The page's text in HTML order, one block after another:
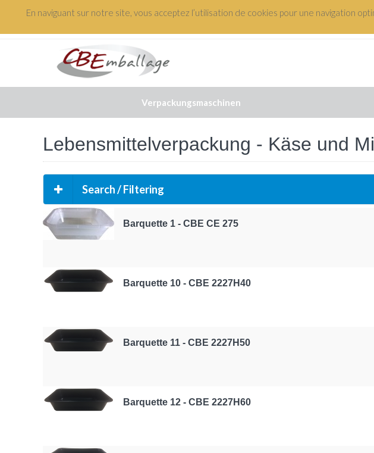
En naviguant sur notre site, vous acceptez l’utilisation de cookies pour une navigation
+(33) 3 88 48 61 82
Verpackungsmaschinen
Lebensmittelverpackung - Käse und
Search / Filtering
Barquette 1 - CBE CE 275
Barquette 10 - CBE 2227H40
Barquette 11 - CBE 2227H50
Barquette 12 - CBE 2227H60